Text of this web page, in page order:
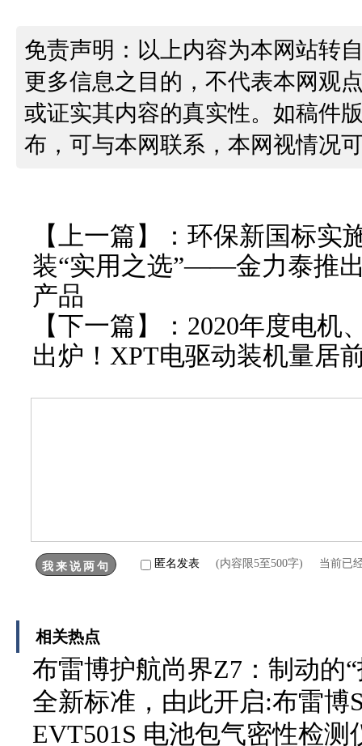
免责声明：以上内容为本网站转
更多信息之目的，不代表本网观
或证实其内容的真实性。如稿件
布，可与本网联系，本网视情况
【上一篇】： 环保新国标实
装“实用之选”——金力泰推
产品
【下一篇】： 2020年度电机
出炉！XPT电驱动装机量居
匿名发表 (内容限5至500字) 当前已
相关热点
布雷博护航尚界Z7：制动的“
全新标准，由此开启:布雷
EVT501S 电池包气密性检